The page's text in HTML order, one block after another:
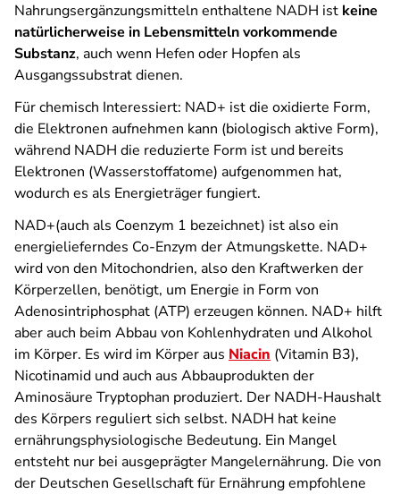
Nahrungsergänzungsmitteln enthaltene NADH ist keine
natürlicherweise in Lebensmitteln vorkommende
Substanz, auch wenn Hefen oder Hopfen als
Ausgangssubstrat dienen.
Für chemisch Interessiert: NAD+ ist die oxidierte Form,
die Elektronen aufnehmen kann (biologisch aktive Form),
während NADH die reduzierte Form ist und bereits
Elektronen (Wasserstoffatome) aufgenommen hat,
wodurch es als Energieträger fungiert.
NAD+(auch als Coenzym 1 bezeichnet) ist also ein
energielieferndes Co-Enzym der Atmungskette. NAD+
wird von den Mitochondrien, also den Kraftwerken der
Körperzellen, benötigt, um Energie in Form von
Adenosintriphosphat (ATP) erzeugen können. NAD+ hilft
aber auch beim Abbau von Kohlenhydraten und Alkohol
im Körper. Es wird im Körper aus Niacin (Vitamin B3),
Nicotinamid und auch aus Abbauprodukten der
Aminosäure Tryptophan produziert. Der NADH-Haushalt
des Körpers reguliert sich selbst. NADH hat keine
ernährungsphysiologische Bedeutung. Ein Mangel
entsteht nur bei ausgeprägter Mangelernährung. Die von
der Deutschen Gesellschaft für Ernährung empfohlene